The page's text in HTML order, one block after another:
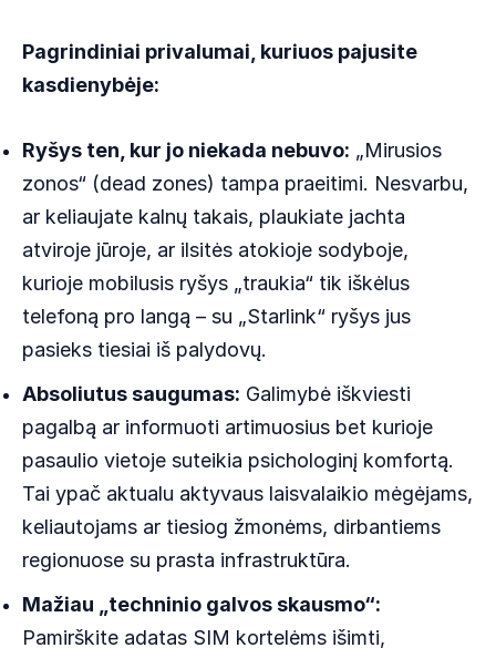
Pagrindiniai privalumai, kuriuos pajusite
kasdienybėje:
Ryšys ten, kur jo niekada nebuvo: „Mirusios
zonos“ (dead zones) tampa praeitimi. Nesvarbu,
ar keliaujate kalnų takais, plaukiate jachta
atviroje jūroje, ar ilsitės atokioje sodyboje,
kurioje mobilusis ryšys „traukia“ tik iškėlus
telefoną pro langą – su „Starlink“ ryšys jus
pasieks tiesiai iš palydovų.
Absoliutus saugumas: Galimybė iškviesti
pagalbą ar informuoti artimuosius bet kurioje
pasaulio vietoje suteikia psichologinį komfortą.
Tai ypač aktualu aktyvaus laisvalaikio mėgėjams,
keliautojams ar tiesiog žmonėms, dirbantiems
regionuose su prasta infrastruktūra.
Mažiau „techninio galvos skausmo“:
Pamirškite adatas SIM kortelėms išimti,